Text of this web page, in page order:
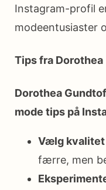
Instagram-profil
modeentusiaster
Tips fra Dorothea
Dorothea
mode tips på
Vælg
færre, men